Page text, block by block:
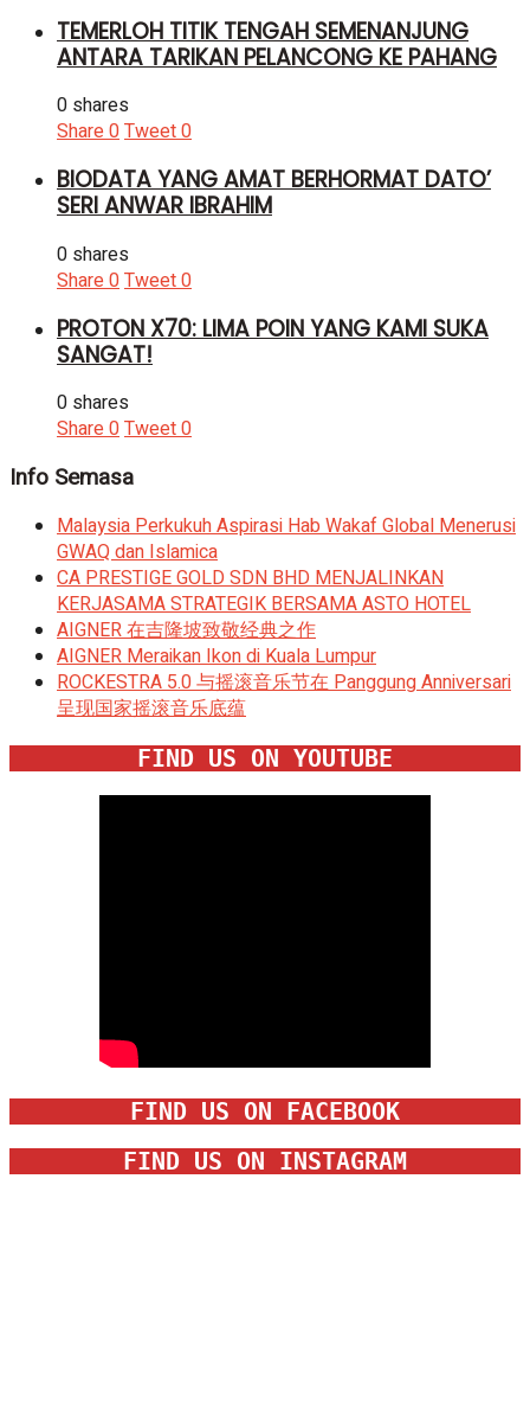
TEMERLOH TITIK TENGAH SEMENANJUNG
ANTARA TARIKAN PELANCONG KE PAHANG
0 shares
Share0Tweet0
BIODATA YANG AMAT BERHORMAT DATO’
SERI ANWAR IBRAHIM
0 shares
Share0Tweet0
PROTON X70: LIMA POIN YANG KAMI SUKA
SANGAT!
0 shares
Share0Tweet0
Info Semasa
Malaysia Perkukuh Aspirasi Hab Wakaf Global Menerusi
GWAQ dan Islamica
CA PRESTIGE GOLD SDN BHD MENJALINKAN
KERJASAMA STRATEGIK BERSAMA ASTO HOTEL
AIGNER 在吉隆坡致敬经典之作
AIGNER Meraikan Ikon di Kuala Lumpur
ROCKESTRA 5.0 与摇滚音乐节在 Panggung Anniversari
呈现国家摇滚音乐底蕴
FIND US ON YOUTUBE
FIND US ON FACEBOOK
FIND US ON INSTAGRAM